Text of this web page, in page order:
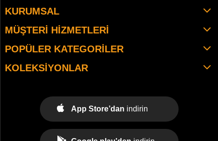
KURUMSAL
MÜŞTERI HIZMETLERI
POPÜLER KATEGORILER
KOLEKSIYONLAR
App Store’dan indirin